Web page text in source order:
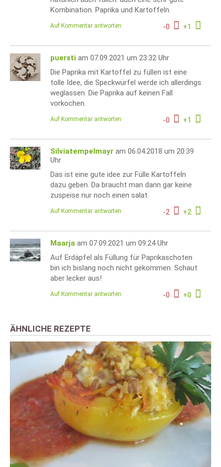
Kombination. Paprika und Kartoffeln.
-0 +1
Auf Kommentar antworten
puersti am 07.09.2021 um 23:32 Uhr
Die Paprika mit Kartoffel zu füllen ist eine
tolle Idee, die Speckwürfel werde ich allerdings
weglassen. Die Paprika auf keinen Fall
vorkochen.
-0 +1
Auf Kommentar antworten
Silviatempelmayr am 06.04.2018 um 20:39
Uhr
Das ist eine gute idee zur Fülle Kartoffeln
dazu geben. Da braucht man dann gar keine
zuspeise nur noch einen salat.
-2 +2
Auf Kommentar antworten
Maarja am 07.09.2021 um 09:24 Uhr
Auf Erdäpfel als Füllung für Paprikaschoten
bin ich bislang noch nicht gekommen. Schaut
aber lecker aus!
-0 +0
Auf Kommentar antworten
ÄHNLICHE REZEPTE